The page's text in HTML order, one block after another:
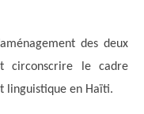
des deux
circonscrire le cadre
linguistique en Haïti.